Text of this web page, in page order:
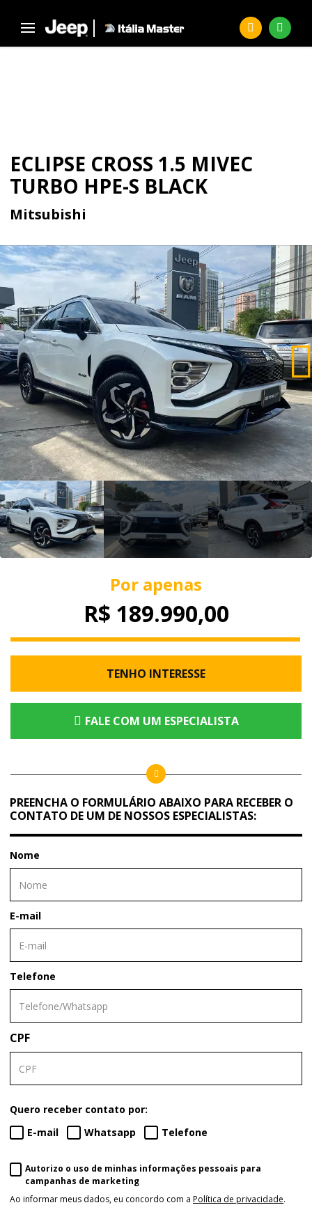
ECLIPSE CROSS 1.5 MIVEC
TURBO HPE-S BLACK
Mitsubishi
Por apenas
R$ 189.990,00
TENHO INTERESSE
FALE COM UM ESPECIALISTA
PREENCHA O FORMULÁRIO ABAIXO PARA RECEBER O
CONTATO DE UM DE NOSSOS ESPECIALISTAS:
Nome
E-mail
Telefone
CPF
Quero receber contato por:
E-mail
Whatsapp Telefone
Autorizo o uso de minhas informações pessoais para
campanhas de marketing
Ao informar meus dados, eu concordo com a Política de privacidade.